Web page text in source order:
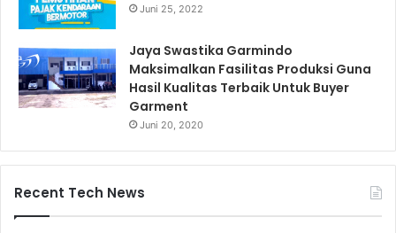
Juni 25, 2022
Jaya Swastika Garmindo
Maksimalkan Fasilitas Produksi Guna
Hasil Kualitas Terbaik Untuk Buyer
Garment
Juni 20, 2020
Recent Tech News